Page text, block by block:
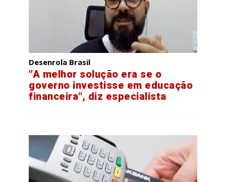
Desenrola Brasil
"A melhor solução era se o
governo investisse em educação
financeira", diz especialista